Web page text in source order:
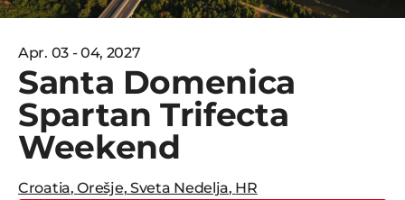
Apr. 03 - 04, 2027
Santa Domenica
Spartan Trifecta
Weekend
Croatia,Orešje, Sveta Nedelja, HR